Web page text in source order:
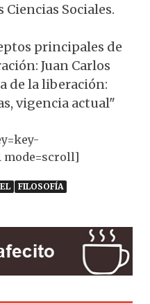
Sociales.
principales de
Juan Carlos
de la liberación:
vigencia actual"
mode=scroll]
FILOSOFÍA